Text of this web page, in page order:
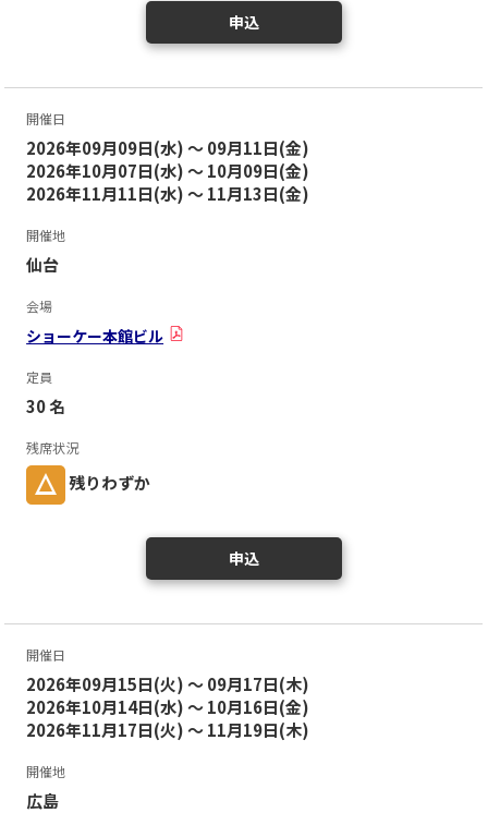
申込
開催日
2026年09月09日(水) ～ 09月11日(金)
2026年10月07日(水) ～ 10月09日(金)
2026年11月11日(水) ～ 11月13日(金)
開催地
仙台
会場
ショーケー本館ビル
定員
30 名
残席状況
残りわずか
申込
開催日
2026年09月15日(火) ～ 09月17日(木)
2026年10月14日(水) ～ 10月16日(金)
2026年11月17日(火) ～ 11月19日(木)
開催地
広島